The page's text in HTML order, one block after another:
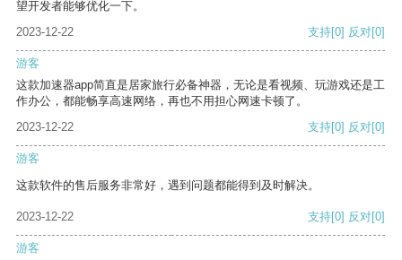
望开发者能够优化一下。
2023-12-22
支持[0] 反对[0]
游客
这款加速器app简直是居家旅行必备神器，无论是看视频、玩游戏还是工
作办公，都能畅享高速网络，再也不用担心网速卡顿了。
2023-12-22
支持[0] 反对[0]
游客
这款软件的售后服务非常好，遇到问题都能得到及时解决。
2023-12-22 支持[0] 反对[0]
游客